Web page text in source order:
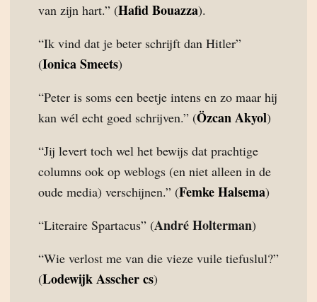
van zijn hart.” (Hafid Bouazza).
“Ik vind dat je beter schrijft dan Hitler”
(Ionica Smeets)
“Peter is soms een beetje intens en zo maar hij
kan wél echt goed schrijven.” (Özcan Akyol)
“Jij levert toch wel het bewijs dat prachtige
columns ook op weblogs (en niet alleen in de
oude media) verschijnen.” (Femke Halsema)
“Literaire Spartacus” (André Holterman)
“Wie verlost me van die vieze vuile tiefuslul?”
(Lodewijk Asscher cs)